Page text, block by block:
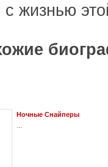
с жизнью
Ночные Снайперы